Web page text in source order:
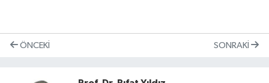
ÖNCEKI SONRAKI